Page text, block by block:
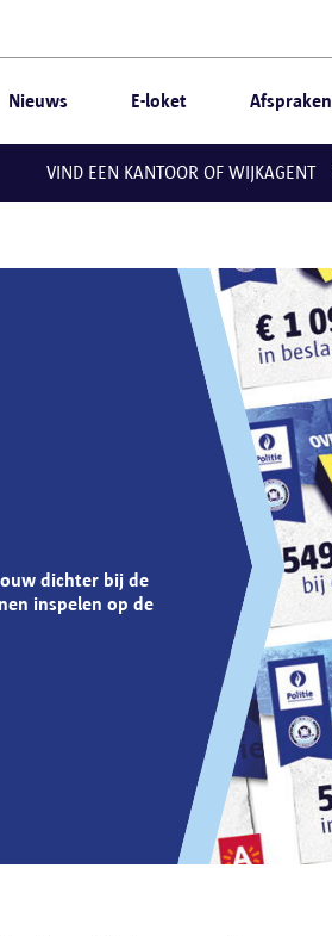
Nieuws E-loket Afspraken
VIND EEN KANTOOR OF WIJKAGENT
dichter bij de
inspelen op de